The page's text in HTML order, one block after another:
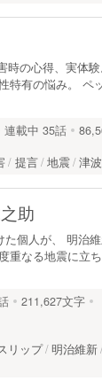
時の心得、実体
特有の悩み。 ペ
連載中 35話
提言 地震 津波
助
た個人が、 明治
重なる地震に立
211,627文字
リップ 明治維新